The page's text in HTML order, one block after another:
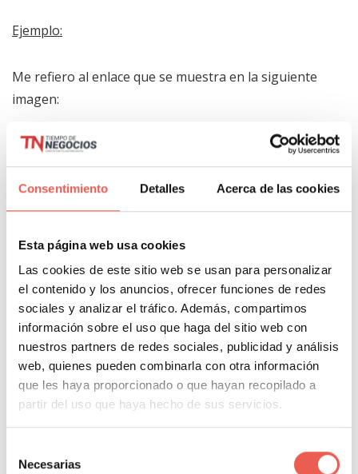
Consentimiento Detalles Acerca de las cookies
Esta página web usa cookies
Las cookies de este sitio web se usan para personalizar
el contenido y los anuncios, ofrecer funciones de redes
sociales y analizar el tráfico. Además, compartimos
información sobre el uso que haga del sitio web con
nuestros partners de redes sociales, publicidad y análisis
web, quienes pueden combinarla con otra información
que les haya proporcionado o que hayan recopilado a
partir del uso que haya hecho de sus servicios.
Necesarias
Ejemplo:
Me refiero al enlace que se muestra en la siguiente
imagen:
Eliminar el rastro de tu enlace antes de publicar
Compartir estilos de vida o como hacer las
cosas